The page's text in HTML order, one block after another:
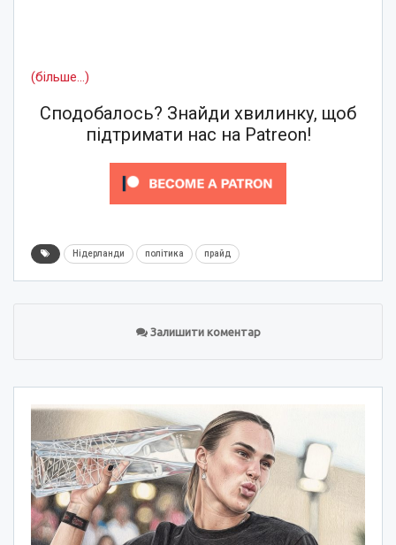
(більше…)
Сподобалось? Знайди хвилинку, щоб
підтримати нас на Patreon!
Нідерланди політика прайд
Залишити коментар